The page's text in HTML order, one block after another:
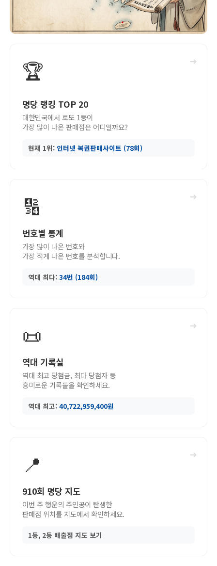
➜
🏆
명당 랭킹 TOP 20
대한민국에서 로또 1등이
가장 많이 나온 판매점은 어디일까요?
현재 1위: 인터넷 복권판매사이트 (78회)
➜
🔢
번호별 통계
가장 많이 나온 번호와
가장 적게 나온 번호를 분석합니다.
역대 최다: 34번 (184회)
➜
📜
역대 기록실
역대 최고 당첨금, 최다 당첨자 등
흥미로운 기록들을 확인하세요.
역대 최고: 40,722,959,400원
➜
📍
910회 명당 지도
이번 주 행운의 주인공이 탄생한
판매점 위치를 지도에서 확인하세요.
1등, 2등 배출점 지도 보기